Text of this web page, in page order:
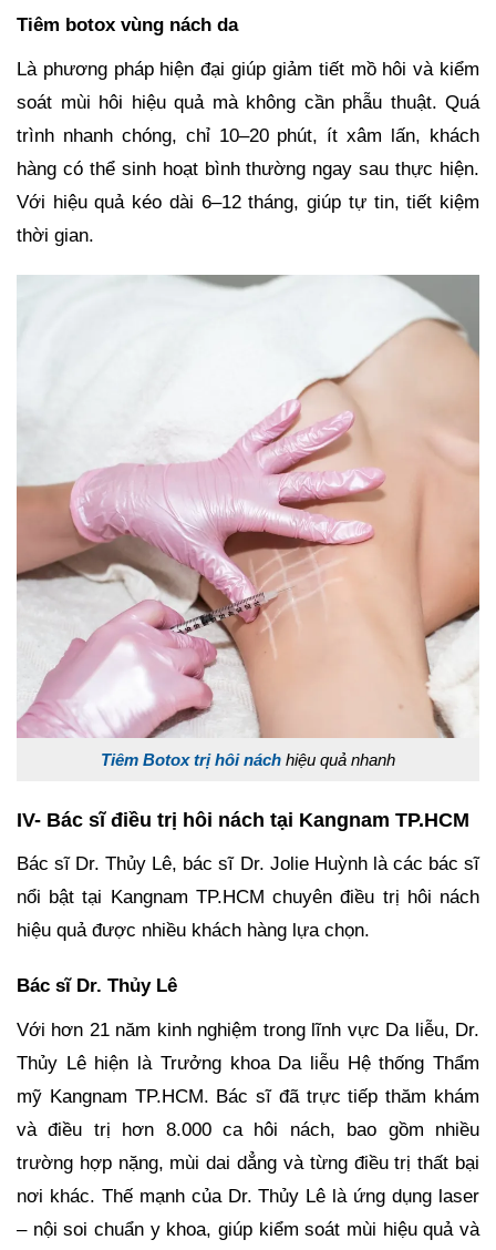
Tiêm botox vùng nách da
Là phương pháp hiện đại giúp giảm tiết mồ hôi và kiểm
soát mùi hôi hiệu quả mà không cần phẫu thuật. Quá
trình nhanh chóng, chỉ 10–20 phút, ít xâm lấn, khách
hàng có thể sinh hoạt bình thường ngay sau thực hiện.
Với hiệu quả kéo dài 6–12 tháng, giúp tự tin, tiết kiệm
thời gian.
Tiêm Botox trị hôi nách hiệu quả nhanh
IV- Bác sĩ điều trị hôi nách tại Kangnam TP.HCM
Bác sĩ Dr. Thủy Lê, bác sĩ Dr. Jolie Huỳnh là các bác sĩ
nổi bật tại Kangnam TP.HCM chuyên điều trị hôi nách
hiệu quả được nhiều khách hàng lựa chọn.
Bác sĩ Dr. Thủy Lê
Với hơn 21 năm kinh nghiệm trong lĩnh vực Da liễu, Dr.
Thủy Lê hiện là Trưởng khoa Da liễu Hệ thống Thẩm
mỹ Kangnam TP.HCM. Bác sĩ đã trực tiếp thăm khám
và điều trị hơn 8.000 ca hôi nách, bao gồm nhiều
trường hợp nặng, mùi dai dẳng và từng điều trị thất bại
nơi khác. Thế mạnh của Dr. Thủy Lê là ứng dụng laser
– nội soi chuẩn y khoa, giúp kiểm soát mùi hiệu quả và